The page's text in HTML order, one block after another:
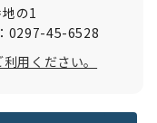
の1
0297-45-6528
用ください。